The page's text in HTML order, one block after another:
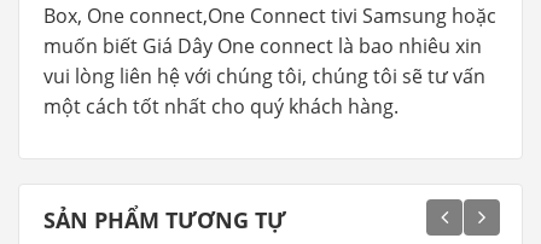
Box, One connect,One Connect tivi Samsung hoặc
muốn biết Giá Dây One connect là bao nhiêu xin
vui lòng liên hệ với chúng tôi, chúng tôi sẽ tư vấn
một cách tốt nhất cho quý khách hàng.
SẢN PHẨM TƯƠNG TỰ